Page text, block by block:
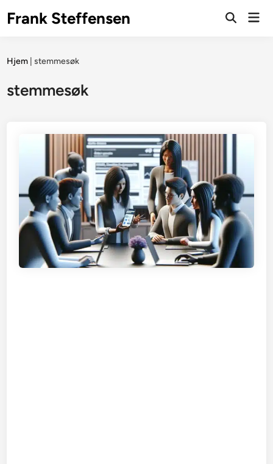
toFrank Steffensen
Open
Hjem |stemmesøk
stemmesøk